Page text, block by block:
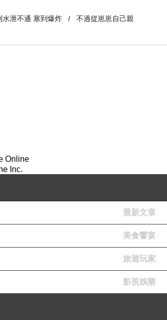
悉感 很親切 很開心可以來看看
水泄不通 塞到爆炸 / 不過從崽崽自己親
Online
Inc.
最新文章
美食饗宴
旅遊玩家
影視娛樂